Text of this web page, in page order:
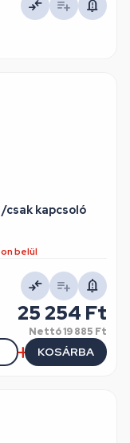
csak kapcsoló
belül
25 254 Ft
Nettó19 885 Ft
KOSÁRBA